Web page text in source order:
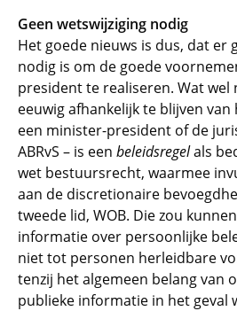
Geen wetswijziging nodig
Het goede nieuws is dus, dat er
nodig is om de goede
president te realiseren. Wat wel
eeuwig afhankelijk te blijven
een minister-president of de
ABRvS – is een beleidsregelals
wet bestuursrecht, waarmee
aan de discretionaire
tweede lid, WOB. Die zou
informatie over persoonlijke
niet tot personen herleidbare
tenzij het algemeen belang van
publieke informatie in het geval